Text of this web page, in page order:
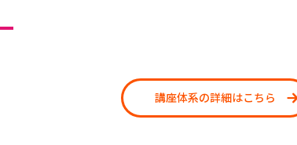
講座体系の詳細はこちら